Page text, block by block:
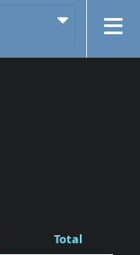
Total